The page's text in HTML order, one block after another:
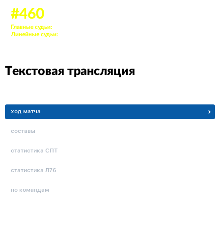
#460
Главные судьи:
Линейные судьи:
Текстовая трансляция
ход матча
составы
статистика СПТ
статистика Л76
по командам